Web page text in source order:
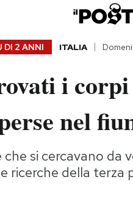
DI 2 ANNI ITALIA
i
nel
si cercavano da
ricerche della terza